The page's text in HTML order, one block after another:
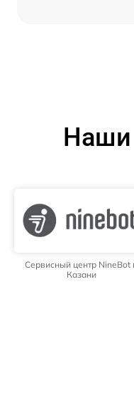
Наши
Сервисный центр NineBot
Казани